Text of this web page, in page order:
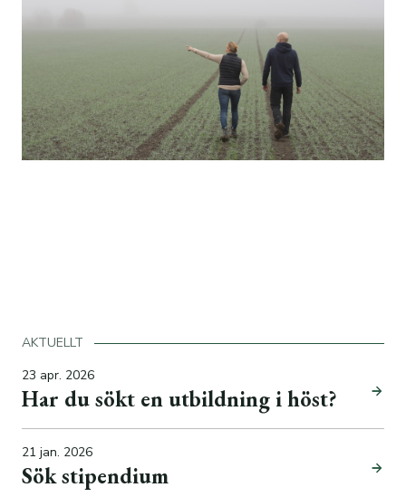
AKTUELLT
23 apr. 2026
Har du sökt en utbildning i höst?
21 jan. 2026
Sök stipendium